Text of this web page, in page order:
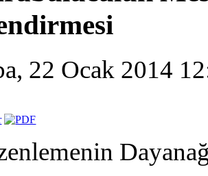
22 Ocak 2014